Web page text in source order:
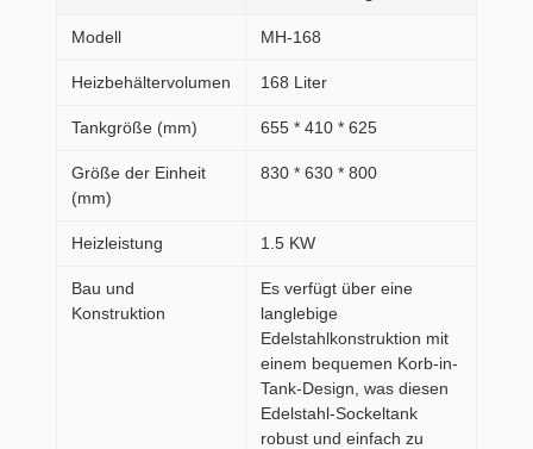
Modell MH-168
Heizbehältervolumen 168 Liter
Tankgröße (mm) 655 * 410 * 625
Größe der Einheit
(mm)
830 * 630 * 800
Heizleistung 1.5 KW
Bau und
Konstruktion
Es verfügt über eine
langlebige
Edelstahlkonstruktion mit
einem bequemen Korb-in-
Tank-Design, was diesen
Edelstahl-Sockeltank
robust und einfach zu